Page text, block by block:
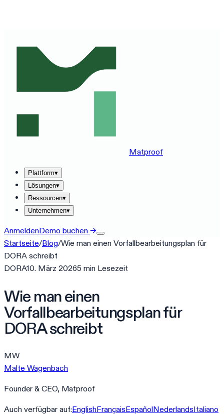
Matproof
Plattform▾
Lösungen▾
Ressourcen▾
Unternehmen▾
AnmeldenDemo buchen →
Startseite/Blog/Wie man einen Vorfallbearbeitungsplan für
DORA schreibt
DORA10. März 20265 min Lesezeit
Wie man einen
Vorfallbearbeitungsplan für
DORA schreibt
MW
Malte Wagenbach
Founder & CEO, Matproof
Auch verfügbar auf:EnglishFrançaisEspañolNederlandsItaliano